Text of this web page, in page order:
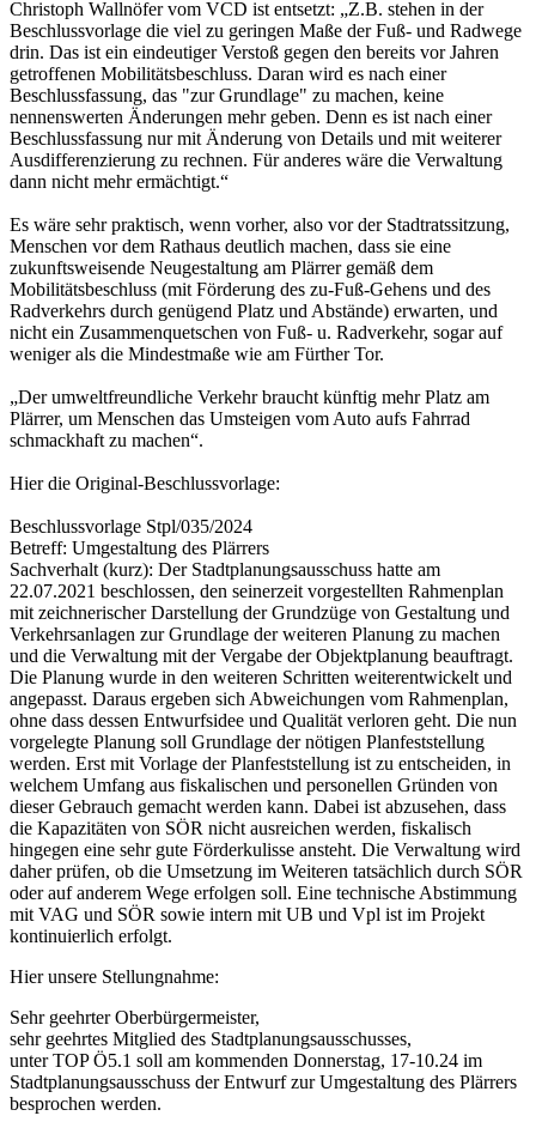
Christoph Wallnöfer vom VCD ist entsetzt: „Z.B. stehen in der
Beschlussvorlage die viel zu geringen Maße der Fuß- und Radwege
drin. Das ist ein eindeutiger Verstoß gegen den bereits vor Jahren
getroffenen Mobilitätsbeschluss. Daran wird es nach einer
Beschlussfassung, das "zur Grundlage" zu machen, keine
nennenswerten Änderungen mehr geben. Denn es ist nach einer
Beschlussfassung nur mit Änderung von Details und mit weiterer
Ausdifferenzierung zu rechnen. Für anderes wäre die Verwaltung
dann nicht mehr ermächtigt.“
Es wäre sehr praktisch, wenn vorher, also vor der Stadtratssitzung,
Menschen vor dem Rathaus deutlich machen, dass sie eine
zukunftsweisende Neugestaltung am Plärrer gemäß dem
Mobilitätsbeschluss (mit Förderung des zu-Fuß-Gehens und des
Radverkehrs durch genügend Platz und Abstände) erwarten, und
nicht ein Zusammenquetschen von Fuß- u. Radverkehr, sogar auf
weniger als die Mindestmaße wie am Fürther Tor.
„Der umweltfreundliche Verkehr braucht künftig mehr Platz am
Plärrer, um Menschen das Umsteigen vom Auto aufs Fahrrad
schmackhaft zu machen“.
Hier die Original-Beschlussvorlage:
Beschlussvorlage Stpl/035/2024
Betreff: Umgestaltung des Plärrers
Sachverhalt (kurz): Der Stadtplanungsausschuss hatte am
22.07.2021 beschlossen, den seinerzeit vorgestellten Rahmenplan
mit zeichnerischer Darstellung der Grundzüge von Gestaltung und
Verkehrsanlagen zur Grundlage der weiteren Planung zu machen
und die Verwaltung mit der Vergabe der Objektplanung beauftragt.
Die Planung wurde in den weiteren Schritten weiterentwickelt und
angepasst. Daraus ergeben sich Abweichungen vom Rahmenplan,
ohne dass dessen Entwurfsidee und Qualität verloren geht. Die nun
vorgelegte Planung soll Grundlage der nötigen Planfeststellung
werden. Erst mit Vorlage der Planfeststellung ist zu entscheiden, in
welchem Umfang aus fiskalischen und personellen Gründen von
dieser Gebrauch gemacht werden kann. Dabei ist abzusehen, dass
die Kapazitäten von SÖR nicht ausreichen werden, fiskalisch
hingegen eine sehr gute Förderkulisse ansteht. Die Verwaltung wird
daher prüfen, ob die Umsetzung im Weiteren tatsächlich durch SÖR
oder auf anderem Wege erfolgen soll. Eine technische Abstimmung
mit VAG und SÖR sowie intern mit UB und Vpl ist im Projekt
kontinuierlich erfolgt.
Hier unsere Stellungnahme:
Sehr geehrter Oberbürgermeister,
sehr geehrtes Mitglied des Stadtplanungsausschusses,
unter TOP Ö5.1 soll am kommenden Donnerstag, 17-10.24 im
Stadtplanungsausschuss der Entwurf zur Umgestaltung des Plärrers
besprochen werden.